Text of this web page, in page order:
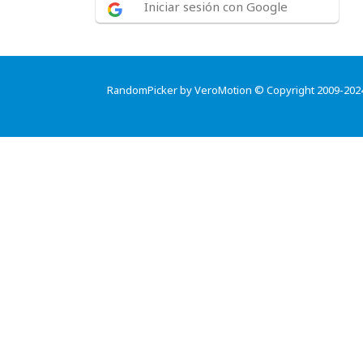
Iniciar sesión con Google
RandomPicker by VeroMotion © Copyright 2009-